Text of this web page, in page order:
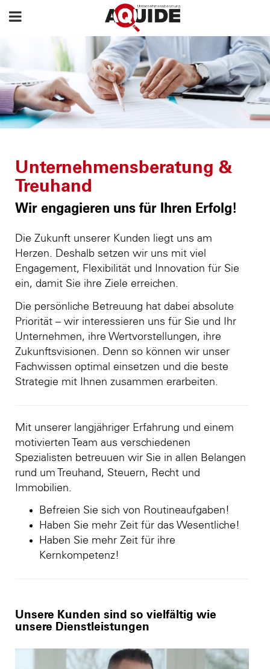
Unternehmensberatung &
Treuhand
Wir engagieren uns für Ihren Erfolg!
Die Zukunft unserer Kunden liegt uns am
Herzen. Deshalb setzen wir uns mit viel
Engagement, Flexibilität und Innovation für Sie
ein, damit Sie ihre Ziele erreichen.
Die persönliche Betreuung hat dabei absolute
Priorität – wir interessieren uns für Sie und Ihr
Unternehmen, ihre Wertvorstellungen, ihre
Zukunftsvisionen. Denn so können wir unser
Fachwissen optimal einsetzen und die beste
Strategie mit Ihnen zusammen erarbeiten.
Mit unserer langjähriger Erfahrung und einem
motivierten Team aus verschiedenen
Spezialisten betreuuen wir Sie in allen Belangen
rund um Treuhand, Steuern, Recht und
Immobilien.
Befreien Sie sich von Routineaufgaben!
Haben Sie mehr Zeit für das Wesentliche!
Haben Sie mehr Zeit für ihre
Kernkompetenz!
Unsere Kunden sind so vielfältig wie
unsere Dienstleistungen